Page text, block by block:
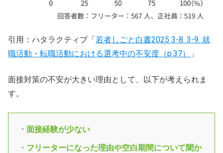
引用：ハタラクティブ「若者しごと白書2025 3-8. 3-9. 就
職活動・転職活動における選考中の不安度（p.37）
」
面接対策の不安が大きい理由として、以下が考えられま
す。
・面接経験が少ない
・フリーターになった理由や空白期間について聞か